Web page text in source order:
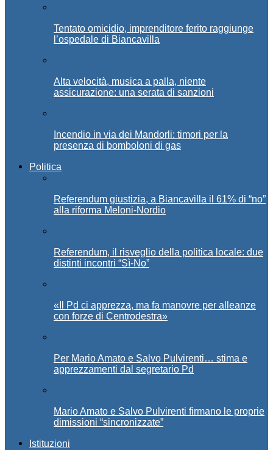
Tentato omicidio, imprenditore ferito raggiunge
l’ospedale di Biancavilla
Alta velocità, musica a palla, niente
assicurazione: una serata di sanzioni
Incendio in via dei Mandorli: timori per la
presenza di bomboloni di gas
Politica
Referendum giustizia, a Biancavilla il 61% di “no”
alla riforma Meloni-Nordio
Referendum, il risveglio della politica locale: due
distinti incontri “Sì-No”
«Il Pd ci apprezza, ma fa manovre per alleanze
con forze di Centrodestra»
Per Mario Amato e Salvo Pulvirenti… stima e
apprezzamenti dal segretario Pd
Mario Amato e Salvo Pulvirenti firmano le proprie
dimissioni “sincronizzate”
Istituzioni